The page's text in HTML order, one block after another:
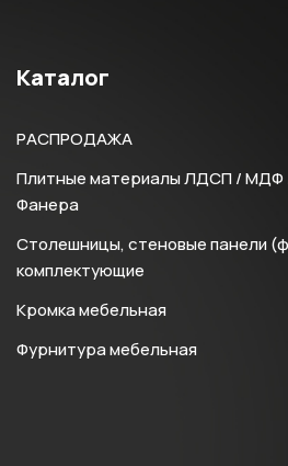
Каталог
РАСПРОДАЖА
Плитные материалы ЛДСП / МДФ
Фанера
Столешницы, стеновые панели
комплектующие
Кромка мебельная
Фурнитура мебельная